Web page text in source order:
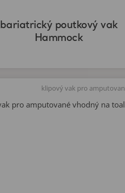
bariatrický poutkový vak
Hammock